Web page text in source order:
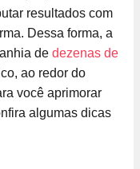
resultados com
Dessa forma, a
de dezenas de
ao redor do
você aprimorar
algumas dicas